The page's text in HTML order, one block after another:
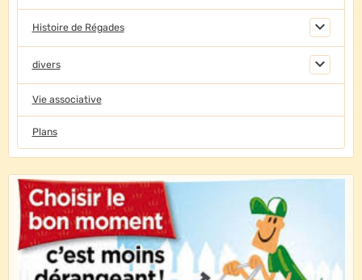
Histoire de Régades
divers
Vie associative
Plans